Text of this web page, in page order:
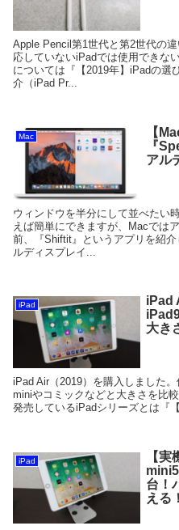
Apple Pencil第1世代と第2世代の
応していないiPadでは使用できな
については『【2019年】iPadの選
介（iPad Pr...
Mac
【
『
アル
ウィンドウを半分にして並べたい
えば簡単にできますが、Macでは
前、『Shiftit』というアプリを紹
ルディスプレイ...
iPad
iPad
大き
iPad Air（2019）を購入しました
miniやコミックなどと大きさを比
発売しているiPadシリーズとは『
iPad
【
台！
える！